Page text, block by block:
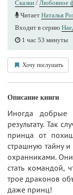
Сказки / Любовное
Читает Наталья
Входит в серию
1 час 53 минуты
Хочу послушать
Описание книги
Иногда добрые
результату. Так
принца от
страшную тайну и
охранниками.
стать командой,
трое драконов
даже принц!